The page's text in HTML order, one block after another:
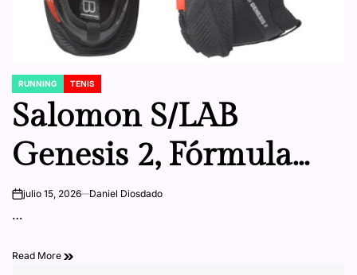
POSTED
IN
RUNNING TENIS
Salomon S/LAB
Genesis 2, Fórmula
avanzada, mejorada
onjulio 15, 2026 Daniel Diosdado
…
Read More